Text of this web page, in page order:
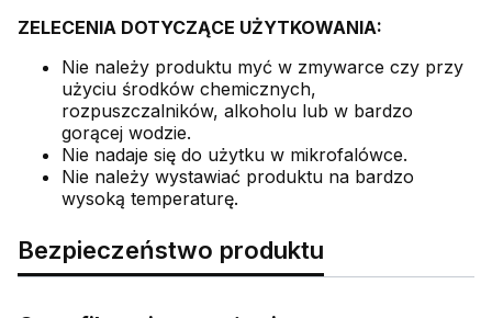
ZELECENIA DOTYCZĄCE UŻYTKOWANIA:
Nie należy produktu myć w zmywarce czy przy
użyciu środków chemicznych,
rozpuszczalników, alkoholu lub w bardzo
gorącej wodzie.
Nie nadaje się do użytku w mikrofalówce.
Nie należy wystawiać produktu na bardzo
wysoką temperaturę.
Bezpieczeństwo produktu